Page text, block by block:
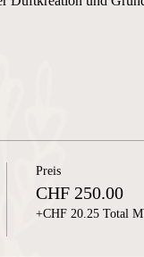
Preis
CHF 250.00
+CHF 20.25 Total